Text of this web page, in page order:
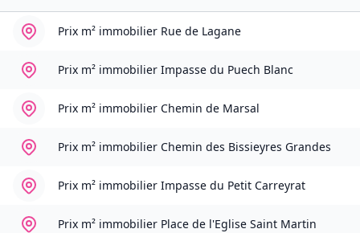
Prix m² immobilier Rue de Lagane
Prix m² immobilier Impasse du Puech Blanc
Prix m² immobilier Chemin de Marsal
Prix m² immobilier Chemin des Bissieyres Grandes
Prix m² immobilier Impasse du Petit Carreyrat
Prix m² immobilier Place de l'Eglise Saint Martin